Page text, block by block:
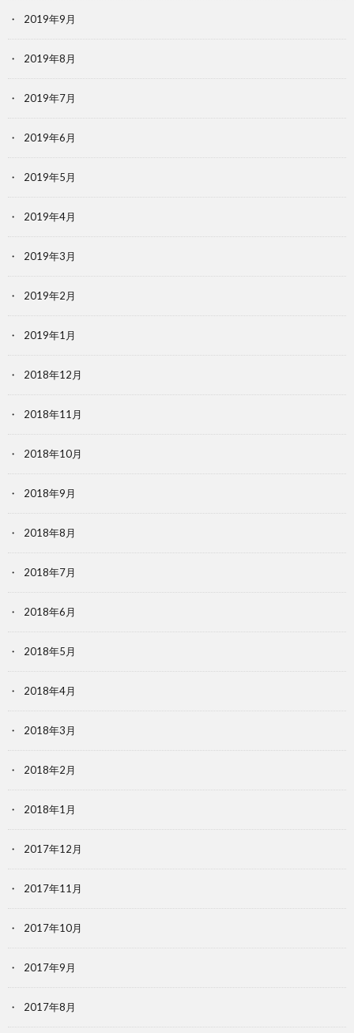
2019年9月
2019年8月
2019年7月
2019年6月
2019年5月
2019年4月
2019年3月
2019年2月
2019年1月
2018年12月
2018年11月
2018年10月
2018年9月
2018年8月
2018年7月
2018年6月
2018年5月
2018年4月
2018年3月
2018年2月
2018年1月
2017年12月
2017年11月
2017年10月
2017年9月
2017年8月